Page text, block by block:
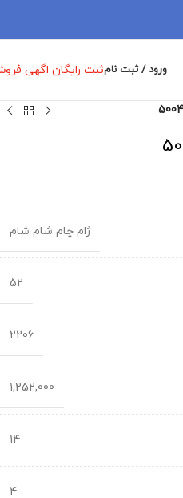
ورود / ثبت نامثبت رایگان اگهی
ژام چام شام شام
52
2206
1,252,000
14
4